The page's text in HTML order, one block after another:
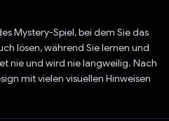
Mystery-Spiel, bei dem Sie das
lösen, während Sie lernen und
nie und wird nie langweilig. Nach
mit vielen visuellen Hinweisen